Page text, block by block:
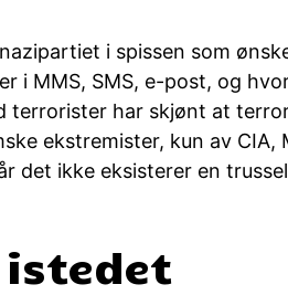
i spissen som
i MMS, SMS, e-post, og
terrorister har skjønt at
ekstremister, kun av CIA,
det ikke eksisterer en
istedet